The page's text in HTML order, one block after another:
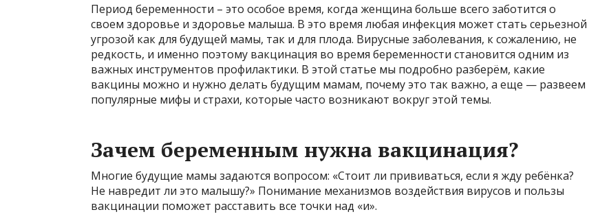
Период беременности – это особое время, когда женщина больше всего заботится о
своем здоровье и здоровье малыша. В это время любая инфекция может стать серьезной
угрозой как для будущей мамы, так и для плода. Вирусные заболевания, к сожалению, не
редкость, и именно поэтому вакцинация во время беременности становится одним из
важных инструментов профилактики. В этой статье мы подробно разберём, какие
вакцины можно и нужно делать будущим мамам, почему это так важно, а еще — развеем
популярные мифы и страхи, которые часто возникают вокруг этой темы.
Зачем беременным нужна вакцинация?
Многие будущие мамы задаются вопросом: «Стоит ли прививаться, если я жду ребёнка?
Не навредит ли это малышу?» Понимание механизмов воздействия вирусов и пользы
вакцинации поможет расставить все точки над «и».